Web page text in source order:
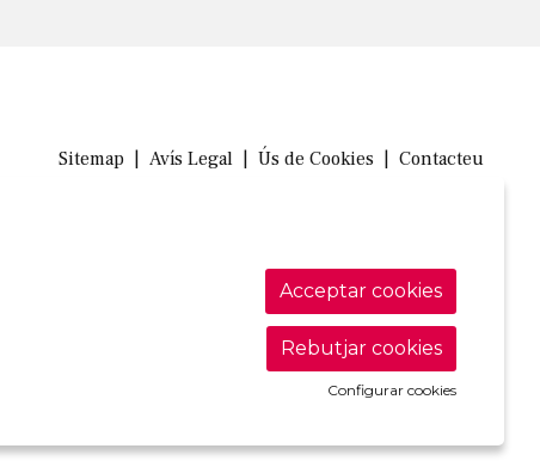
Sitemap Avís Legal Ús de Cookies Contacteu
Acceptar cookies
Rebutjar cookies
Configurar cookies